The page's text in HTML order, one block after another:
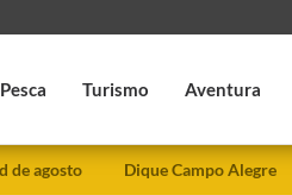
Pesca Turismo Aventura
de agosto Dique Campo Alegre